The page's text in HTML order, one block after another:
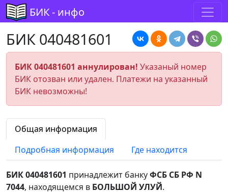
БИК - инфо
БИК 040481601
БИК 040481601 аннулирован! Указаный номер
БИК отозван или удален. Платежи на указанный
БИК невозможны!
Общая информация
Подробная информация
Где находится
БИК 040481601 принадлежит банкуФСБ СБ РФ N
7044, находящемся в БОЛЬШОЙ УЛУЙ.